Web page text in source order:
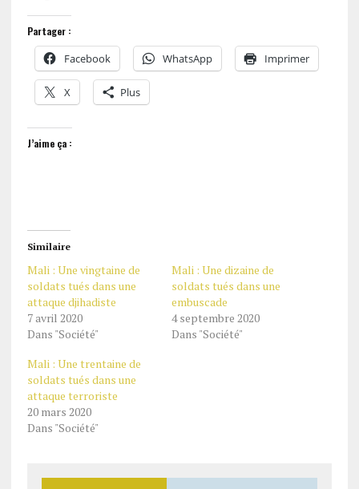
Partager :
Facebook WhatsApp Imprimer
X Plus
J’aime ça :
Similaire
Mali : Une vingtaine de
soldats tués dans une
attaque djihadiste
7 avril 2020
Dans "Société"
Mali : Une dizaine de
soldats tués dans une
embuscade
4 septembre 2020
Dans "Société"
Mali : Une trentaine de
soldats tués dans une
attaque terroriste
20 mars 2020
Dans "Société"